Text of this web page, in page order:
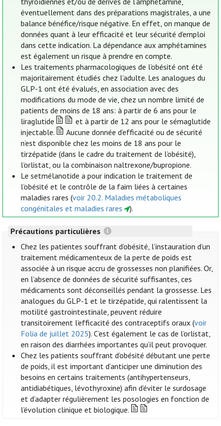
éventuellement dans des préparations magistrales, a une
balance bénéfice/risque négative. En effet, on manque de
données quant à leur efficacité et leur sécurité d’emploi
dans cette indication. La dépendance aux amphétamines
est également un risque à prendre en compte.
Les traitements pharmacologiques de l’obésité ont été
majoritairement étudiés chez l’adulte. Les analogues du
GLP-1 ont été évalués, en association avec des
modifications du mode de vie, chez un nombre limité de
patients de moins de 18 ans: à partir de 6 ans pour le
liraglutide
et à partir de 12 ans pour le sémaglutide
injectable.
Aucune donnée d’efficacité ou de sécurité
n’est disponible chez les moins de 18 ans pour le
tirzépatide (dans le cadre du traitement de l’obésité),
l’orlistat, ou la combinaison naltrexone/bupropione.
Le setmélanotide a pour indication le traitement de
l’obésité et le contrôle de la faim liées à certaines
maladies rares (voir 20.2. Maladies métaboliques
congénitales et maladies rares
).
Précautions particulières
Chez les patientes souffrant d’obésité, l’instauration d’un
traitement médicamenteux de la perte de poids est
associée à un risque accru de grossesses non planifiées. Or,
en l’absence de données de sécurité suffisantes, ces
médicaments sont déconseillés pendant la grossesse. Les
analogues du GLP-1 et le tirzépatide, qui ralentissent la
motilité gastrointestinale, peuvent réduire
transitoirement l’efficacité des contraceptifs oraux (voir
Folia de juillet 2025). C’est également le cas de l’orlistat,
en raison des diarrhées importantes qu’il peut provoquer.
Chez les patients souffrant d’obésité débutant une perte
de poids, il est important d’anticiper une diminution des
besoins en certains traitements (antihypertenseurs,
antidiabétiques, lévothyroxine) afin d’éviter le surdosage
et d’adapter régulièrement les posologies en fonction de
l’évolution clinique et biologique.